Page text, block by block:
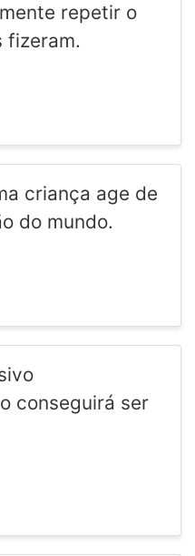
repetir o
fizeram.
criança age de
do mundo.
conseguirá ser